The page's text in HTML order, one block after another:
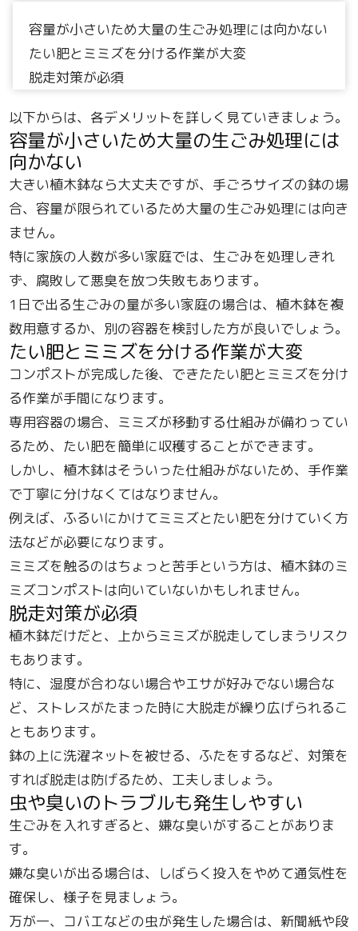
容量が小さいため大量の生ごみ処理には向かない
たい肥とミミズを分ける作業が大変
脱走対策が必須
以下からは、各デメリットを詳しく見ていきましょう。
容量が小さいため大量の生ごみ処理には
向かない
大きい植木鉢なら大丈夫ですが、手ごろサイズの鉢の場
合、容量が限られているため大量の生ごみ処理には向き
ません。
特に家族の人数が多い家庭では、生ごみを処理しきれ
ず、腐敗して悪臭を放つ失敗もあります。
1日で出る生ごみの量が多い家庭の場合は、植木鉢を複
数用意するか、別の容器を検討した方が良いでしょう。
たい肥とミミズを分ける作業が大変
コンポストが完成した後、できたたい肥とミミズを分け
る作業が手間になります。
専用容器の場合、ミミズが移動する仕組みが備わってい
るため、たい肥を簡単に収穫することができます。
しかし、植木鉢はそういった仕組みがないため、手作業
で丁寧に分けなくてはなりません。
例えば、ふるいにかけてミミズとたい肥を分けていく方
法などが必要になります。
ミミズを触るのはちょっと苦手という方は、植木鉢のミ
ミズコンポストは向いていないかもしれません。
脱走対策が必須
植木鉢だけだと、上からミミズが脱走してしまうリスク
もあります。
特に、湿度が合わない場合やエサが好みでない場合な
ど、ストレスがたまった時に大脱走が繰り広げられるこ
ともあります。
鉢の上に洗濯ネットを被せる、ふたをするなど、対策を
すれば脱走は防げるため、工夫しましょう。
虫や臭いのトラブルも発生しやすい
生ごみを入れすぎると、嫌な臭いがすることがありま
す。
嫌な臭いが出る場合は、しばらく投入をやめて通気性を
確保し、様子を見ましょう。
万が一、コバエなどの虫が発生した場合は、新聞紙や段